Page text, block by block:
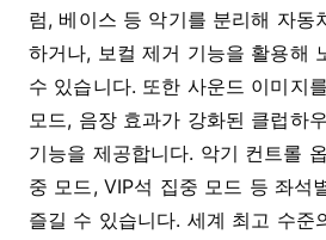
럼, 베이스 등 악기를 분리해 자동
하거나, 보컬 제거 기능을 활용해
수 있습니다. 또한 사운드 이미지
모드, 음장 효과가 강화된 클럽하
기능을 제공합니다. 악기 컨트롤
중 모드, VIP석 집중 모드 등 좌석
즐길 수 있습니다. 세계 최고 수준